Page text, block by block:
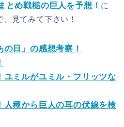
とめ戦槌の巨人を予想！ に
見てみて下さい！
日」の感想考察！
ユミルがユミル・フリッツな
人種から巨人の耳の伏線を検